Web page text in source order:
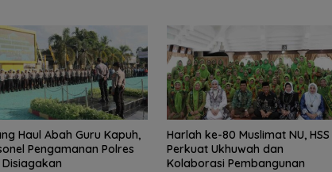
Haul Abah Guru Kapuh,
Pengamanan Polres
Disiagakan
Harlah ke-80 Muslimat NU, HSS
Perkuat Ukhuwah dan
Kolaborasi Pembangunan